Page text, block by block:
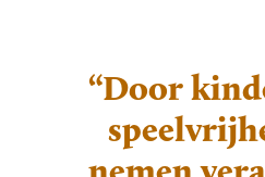
“Door